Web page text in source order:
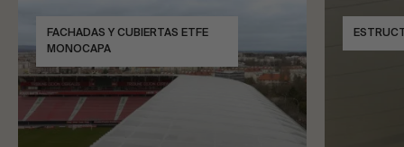
FACHADAS Y CUBIERTAS ETFE
MONOCAPA